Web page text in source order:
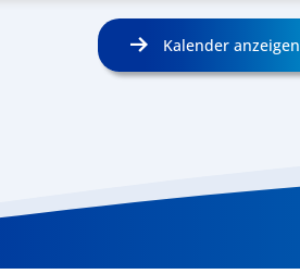
Kalender anzeigen